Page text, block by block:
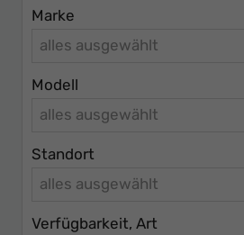
Marke
alles ausgewählt
Modell
alles ausgewählt
Standort
alles ausgewählt
Verfügbarkeit, Art